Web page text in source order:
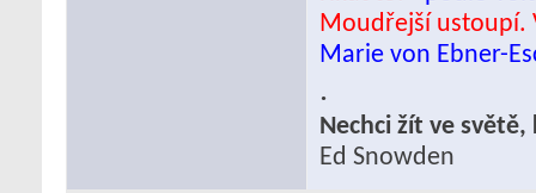
Moudřejší ustoupí.
Marie von Ebner-
.
Nechci žít ve
Ed Snowden